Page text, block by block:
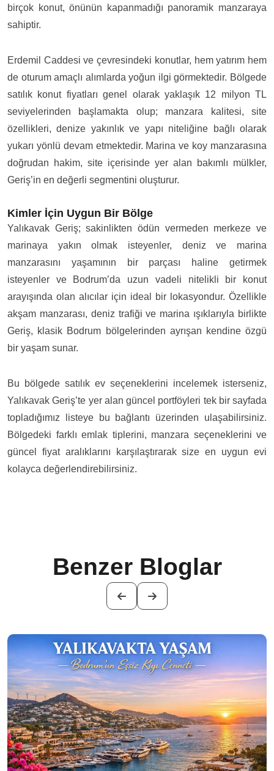
birçok konut, önünün kapanmadığı panoramik manzaraya
sahiptir.
Erdemil Caddesi ve çevresindeki konutlar, hem yatırım hem
de oturum amaçlı alımlarda yoğun ilgi görmektedir. Bölgede
satılık konut fiyatları genel olarak yaklaşık 12 milyon TL
seviyelerinden başlamakta olup; manzara kalitesi, site
özellikleri, denize yakınlık ve yapı niteliğine bağlı olarak
yukarı yönlü devam etmektedir. Marina ve koy manzarasına
doğrudan hakim, site içerisinde yer alan bakımlı mülkler,
Geriş’in en değerli segmentini oluşturur.
Kimler İçin Uygun Bir Bölge
Yalıkavak Geriş; sakinlikten ödün vermeden merkeze ve
marinaya yakın olmak isteyenler, deniz ve marina
manzarasını yaşamının bir parçası haline getirmek
isteyenler ve Bodrum’da uzun vadeli nitelikli bir konut
arayışında olan alıcılar için ideal bir lokasyondur. Özellikle
akşam manzarası, deniz trafiği ve marina ışıklarıyla birlikte
Geriş, klasik Bodrum bölgelerinden ayrışan kendine özgü
bir yaşam sunar.
Bu bölgede satılık ev seçeneklerini incelemek isterseniz,
Yalıkavak Geriş’te yer alan güncel portföyleri tek bir sayfada
topladığımız listeye bu bağlantı üzerinden ulaşabilirsiniz.
Bölgedeki farklı emlak tiplerini, manzara seçeneklerini ve
güncel fiyat aralıklarını karşılaştırarak size en uygun evi
kolayca değerlendirebilirsiniz.
Benzer Bloglar